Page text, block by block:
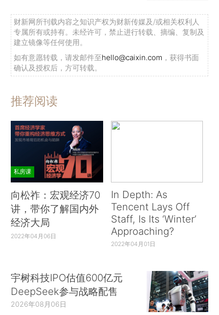
财新网所刊载内容之知识产权为财新传媒及/或相关权利人
专属所有或持有。未经许可，禁止进行转载、摘编、复制及
建立镜像等任何使用。
如有意愿转载，请发邮件至hello@caixin.com ，获得书面
确认及授权后，方可转载。
推荐阅读
私房课
向松祚：宏观经济70
讲，带你了解国内外
经济大局
2022年04月06日
In Depth: As
Tencent Lays Off
Staff, Is Its ‘Winter’
Approaching?
2022年04月01日
宇树科技IPO估值600亿元
DeepSeek参与战略配售
2026年08月06日